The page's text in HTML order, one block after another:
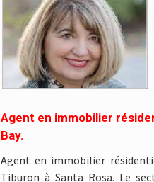
Agent en immobilier
Bay.
Agent en immobilier
Tiburon à Santa Rosa. Le